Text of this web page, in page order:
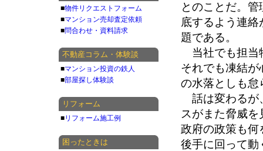
とのことだ。
底するよう連
題である。
当社でも担当
それでも凍結
の水落としも怠
話は変わるが
スがまた脅威
政府の政策も何
後手に回って動
■物件リクエストフォーム
■マンション売却査定依頼
■問合わせ・資料請求
不動産コラム・体験談
■マンション投資の鉄人
■部屋探し体験談
リフォーム
■リフォーム施工例
困ったときは